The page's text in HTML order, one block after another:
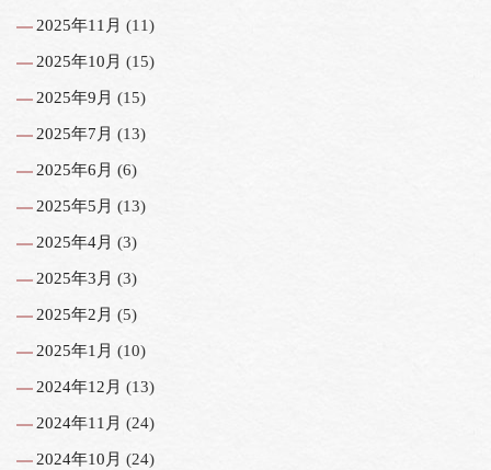
2025年11月 (11)
2025年10月 (15)
2025年9月 (15)
2025年7月 (13)
2025年6月 (6)
2025年5月 (13)
2025年4月 (3)
2025年3月 (3)
2025年2月 (5)
2025年1月 (10)
2024年12月 (13)
2024年11月 (24)
2024年10月 (24)